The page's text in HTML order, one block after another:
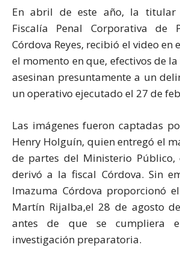
En abril de este año, la titular
Fiscalía Penal Corporativa de
Córdova Reyes, recibió el video en
el momento en que, efectivos de
asesinan presuntamente a un
un operativo ejecutado el 27 de
Las imágenes fueron captadas
Henry Holguín, quien entregó el
de partes del Ministerio
derivó a la fiscal Córdova. Sin
Imazuma Córdova proporcionó
Martín Rijalba,el 28 de agosto
antes de que se cumpliera
investigación preparatoria.